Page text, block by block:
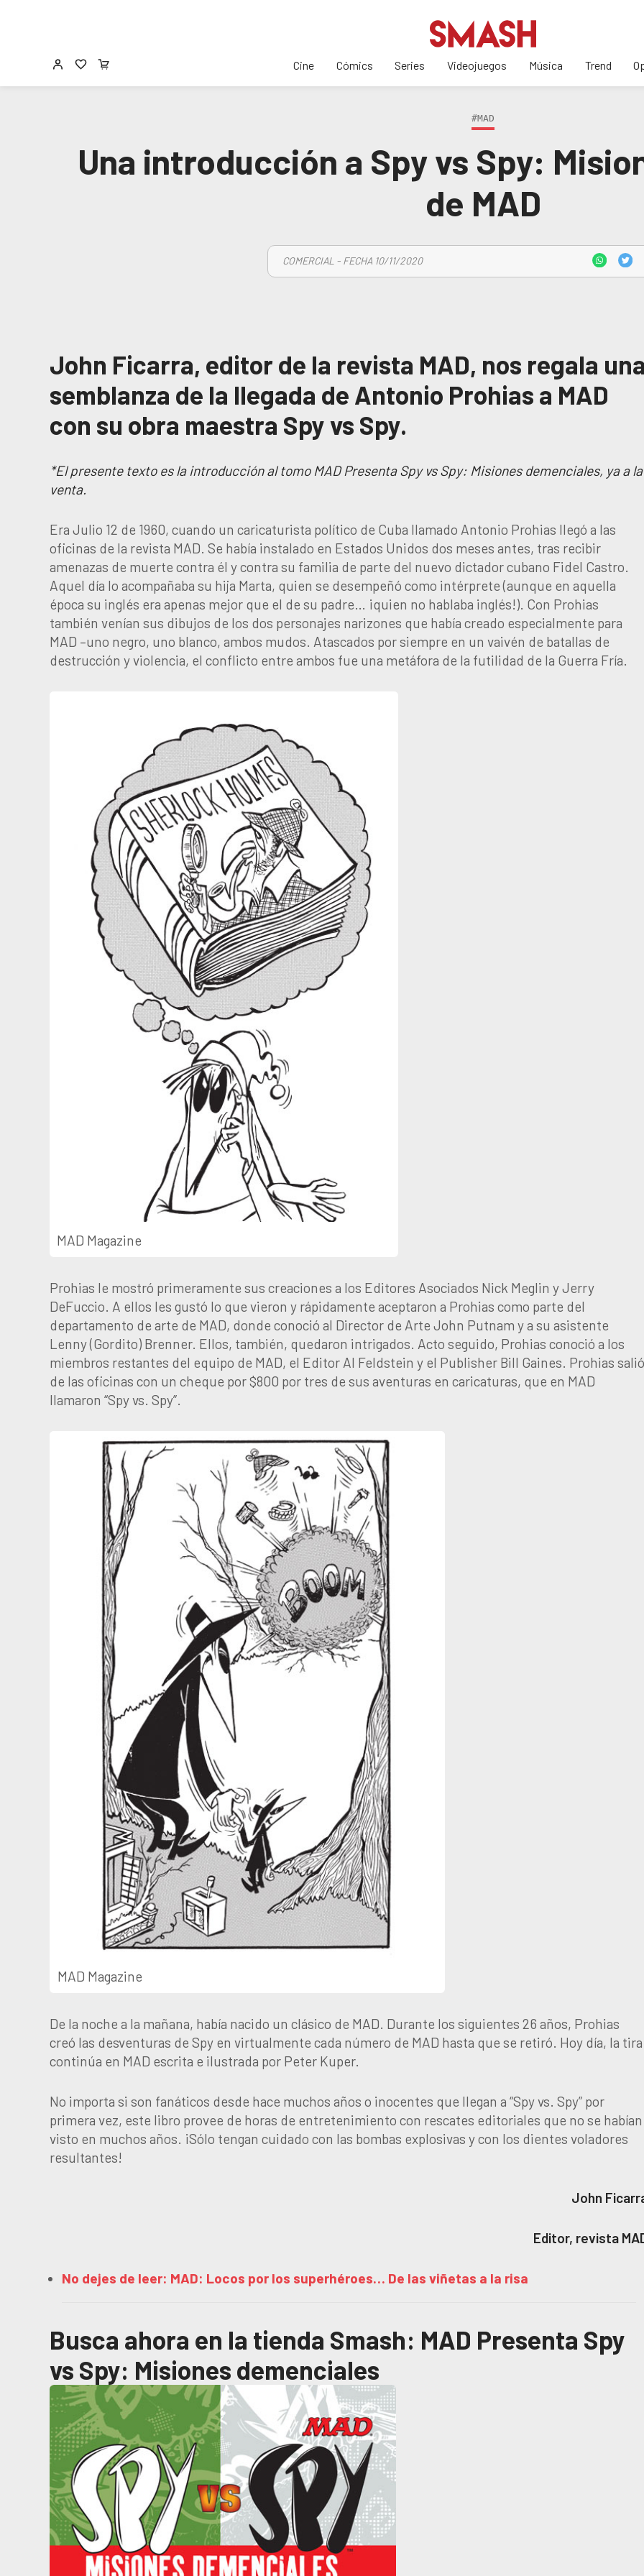
Cine Cómics Series Videojuegos Música Trend
#MAD
Una introducción a Spy vs Spy:
de MAD
COMERCIAL - FECHA 10/11/2020
John Ficarra, editor de la revista MAD, nos regala
semblanza de la llegada de Antonio Prohias a MAD
con su obra maestra Spy vs Spy.
*El presente texto es la introducción al tomo MAD Presenta Spy vs Spy: Misiones demenciales, ya a la
venta.
Era Julio 12 de 1960, cuando un caricaturista político de Cuba llamado Antonio Prohias llegó a las
oficinas de la revista MAD. Se había instalado en Estados Unidos dos meses antes, tras recibir
amenazas de muerte contra él y contra su familia de parte del nuevo dictador cubano Fidel Castro.
Aquel día lo acompañaba su hija Marta, quien se desempeñó como intérprete (aunque en aquella
época su inglés era apenas mejor que el de su padre… ¡quien no hablaba inglés!). Con Prohias
también venían sus dibujos de los dos personajes narizones que había creado especialmente para
MAD –uno negro, uno blanco, ambos mudos. Atascados por siempre en un vaivén de batallas de
destrucción y violencia, el conflicto entre ambos fue una metáfora de la futilidad de la Guerra Fría.
MAD Magazine
Prohias le mostró primeramente sus creaciones a los Editores Asociados Nick Meglin y Jerry
DeFuccio. A ellos les gustó lo que vieron y rápidamente aceptaron a Prohias como parte del
departamento de arte de MAD, donde conoció al Director de Arte John Putnam y a su asistente
Lenny (Gordito) Brenner. Ellos, también, quedaron intrigados. Acto seguido, Prohias conoció a los
miembros restantes del equipo de MAD, el Editor Al Feldstein y el Publisher Bill Gaines. Prohias
de las oficinas con un cheque por $800 por tres de sus aventuras en caricaturas, que en MAD
llamaron “Spy vs. Spy”.
MAD Magazine
De la noche a la mañana, había nacido un clásico de MAD. Durante los siguientes 26 años, Prohias
creó las desventuras de Spy en virtualmente cada número de MAD hasta que se retiró. Hoy día, la tira
continúa en MAD escrita e ilustrada por Peter Kuper.
No importa si son fanáticos desde hace muchos años o inocentes que llegan a “Spy vs. Spy” por
primera vez, este libro provee de horas de entretenimiento con rescates editoriales que no se habían
visto en muchos años. ¡Sólo tengan cuidado con las bombas explosivas y con los dientes voladores
resultantes!
John
Editor, revista
No dejes de leer: MAD: Locos por los superhéroes… De las viñetas a la risa
Busca ahora en la tienda Smash: MAD Presenta Spy
vs Spy: Misiones demenciales